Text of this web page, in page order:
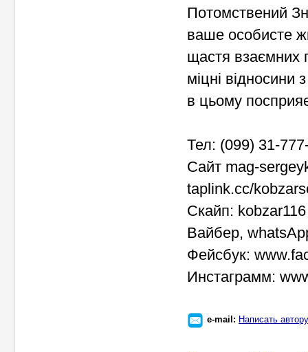
Потомствений
ваше особисте
щастя взаємних
міцні
в цьому
Тел: (099) 31-
Сайт mag-
taplink.cc/
Скайп: kobzar116
Вайбер,
Фейсбук:
Инстаграмм:
e-mail: Написать автору